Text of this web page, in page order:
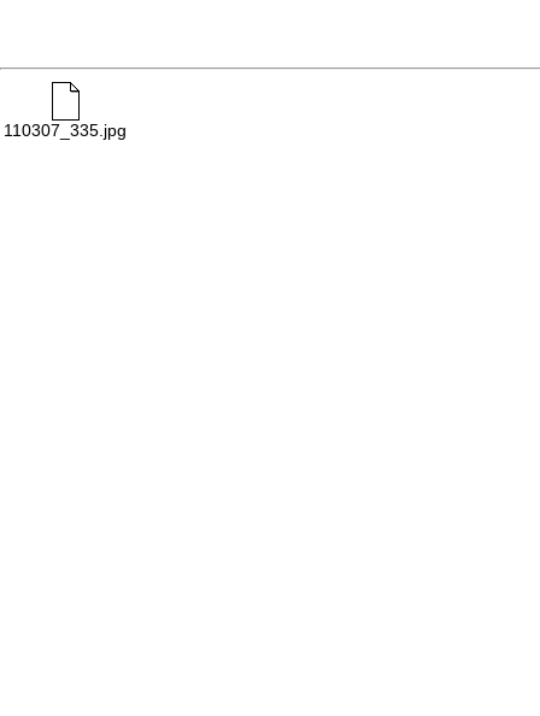
110307_335.jpg